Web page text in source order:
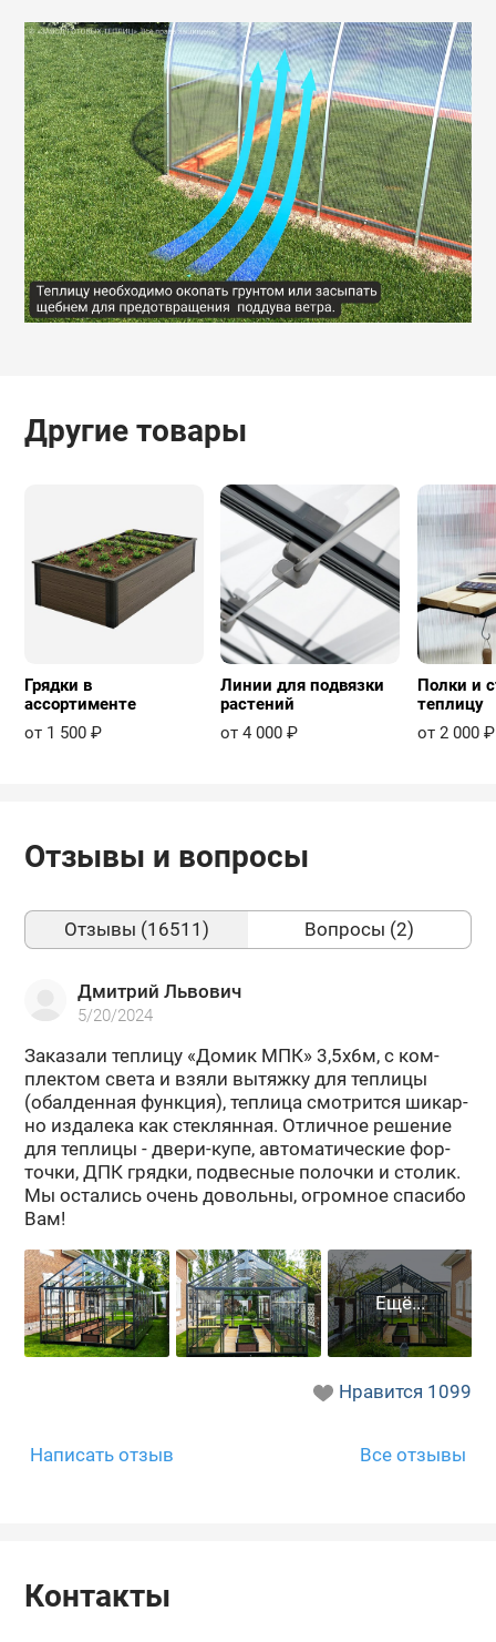
Другие товары
Грядки в
ассортименте
от 1 500 ₽
Линии для подвязки
растений
от 4 000 ₽
Полки и
теплицу
от 2 000 ₽
Отзывы и вопросы
Отзывы (16511) Вопросы (2)
Дмитрий Львович
5/20/2024
За­ка­за­ли теп­ли­цу «Домик МПК» 3,5х6м, с ком­
плек­том света и взяли вы­тяж­ку для теп­ли­цы
(обал­ден­ная функ­ция), теп­ли­ца смот­рит­ся ши­кар­
но из­да­ле­ка как стек­лян­ная. От­лич­ное ре­ше­ние
для теп­ли­цы - двери-​купе, ав­то­ма­ти­че­ские фор­
точ­ки, ДПК гряд­ки, под­вес­ные по­лоч­ки и сто­лик.
Мы оста­лись очень до­воль­ны, огром­ное спа­си­бо
Вам!
Нравится 1099
Написать отзыв Все отзывы
Контакты